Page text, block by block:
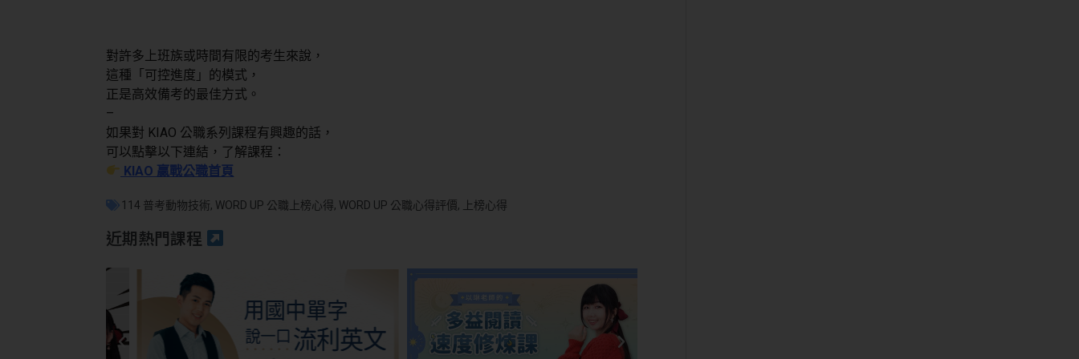
對許多上班族或時間有限的考生來說，
這種「可控進度」的模式，
正是高效備考的最佳方式。
–
如果對 KIAO 公職系列課程有興趣的話，
可以點擊以下連結，了解課程：
KIAO 贏戰公職首頁
114 普考動物技術, WORD UP 公職上榜心得, WORD UP 公職心得評價, 上榜心得
近期熱門課程